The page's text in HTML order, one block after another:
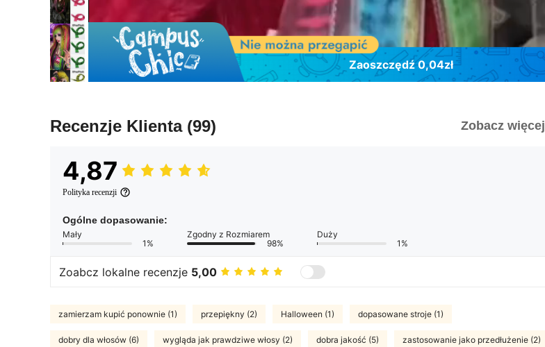
Zaoszczędź 0,04zł
Recenzje Klienta (99) Zobacz więcej
4,87
Polityka recenzji
Ogólne dopasowanie:
Mały
1%
Zgodny z Rozmiarem
98%
Duży
1%
Zoabcz lokalne recenzje 5,00
zamierzam kupić ponownie (1) przepiękny (2) Halloween (1) dopasowane stroje (1)
dobry dla włosów (6) wygląda jak prawdziwe włosy (2) dobra jakość (5) zastosowanie jako przedłużenie (2)